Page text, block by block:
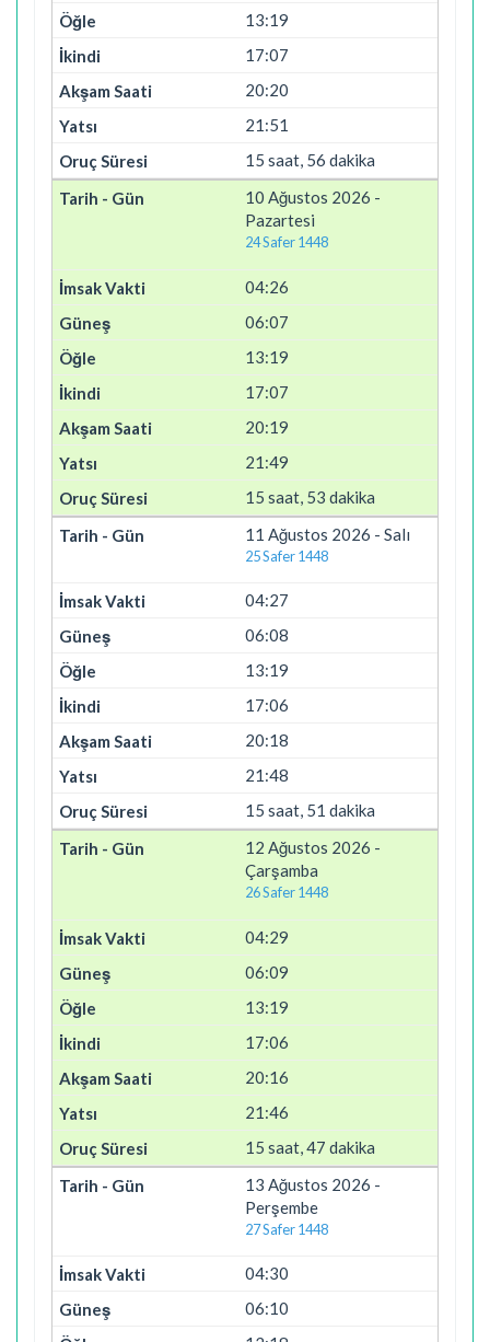
13:19
17:07
20:20
21:51
15 saat, 56 dakika
10 Ağustos 2026 -
Pazartesi
24 Safer 1448
04:26
06:07
13:19
17:07
20:19
21:49
15 saat, 53 dakika
11 Ağustos 2026 - Salı
25 Safer 1448
04:27
06:08
13:19
17:06
20:18
21:48
15 saat, 51 dakika
12 Ağustos 2026 -
Çarşamba
26 Safer 1448
04:29
06:09
13:19
17:06
20:16
21:46
15 saat, 47 dakika
13 Ağustos 2026 -
Perşembe
27 Safer 1448
04:30
06:10